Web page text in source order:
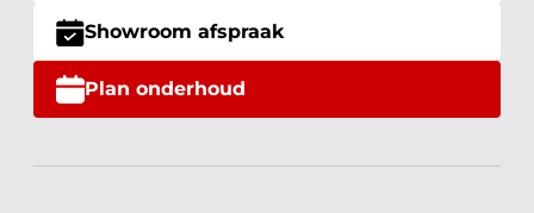
Showroom afspraak
Plan onderhoud